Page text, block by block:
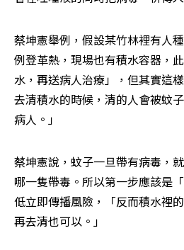
蔡坤憲舉例，假設某竹林裡有人
例登革熱，現場也有積水容器，
水，再送病人治療」，但其實這
去清積水的時候，清的人會被蚊
病人。」
蔡坤憲說，蚊子一旦帶有病毒，
哪一隻帶毒。所以第一步應該是
低立即傳播風險，「反而積水裡
再去清也可以。」